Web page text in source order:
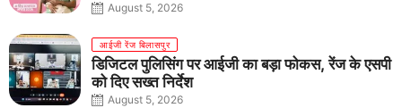
August 5, 2026
आईजी रेंज बिलासपुर
डिजिटल पुलिसिंग पर आईजी का बड़ा फोकस, रेंज के एसपी
को दिए सख्त निर्देश
August 5, 2026